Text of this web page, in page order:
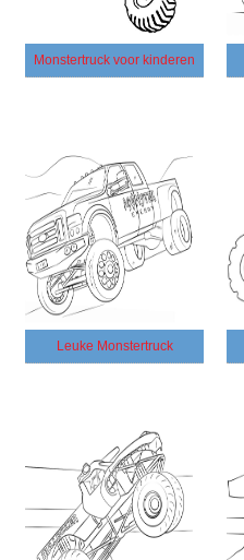
Monstertruck voor kinderen
Leuke Monstertruck